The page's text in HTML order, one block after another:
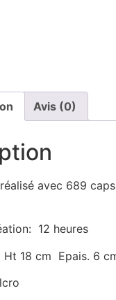
Avis (0)
avec 689
12 heures
18 cm Epais. 6